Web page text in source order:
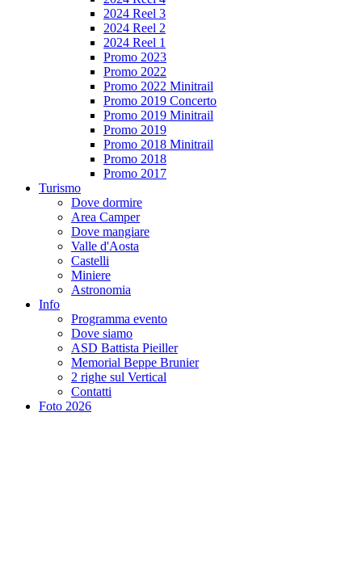
2024 Reel 3
2024 Reel 2
2024 Reel 1
Promo 2023
Promo 2022
Promo 2022 Minitrail
Promo 2019 Concerto
Promo 2019 Minitrail
Promo 2019
Promo 2018 Minitrail
Promo 2018
Promo 2017
Turismo
Dove dormire
Area Camper
Dove mangiare
Valle d'Aosta
Castelli
Miniere
Astronomia
Info
Programma evento
Dove siamo
ASD Battista Pieiller
Memorial Beppe Brunier
2 righe sul Vertical
Contatti
Foto 2026